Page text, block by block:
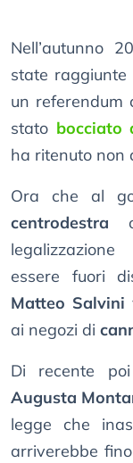
Nell’autunno
state raggiunte
un referendum
stato bocciato
ha ritenuto non
Ora che al
centrodestra
essere fuori
Matteo Salvini
ai negozi di
Di recente
Augusta
legge che
arriverebbe